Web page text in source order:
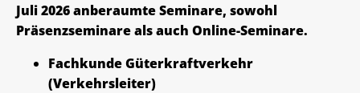
Juli 2026 anberaumte Seminare, sowohl
Präsenzseminare als auch Online-Seminare.
Fachkunde Güterkraftverkehr
(Verkehrsleiter)